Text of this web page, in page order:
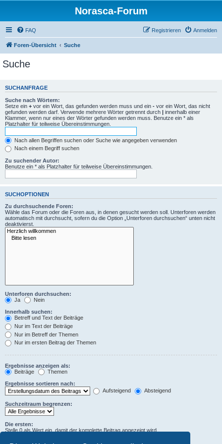
Norasca-Forum
FAQ Anmelden
Registrieren
Foren-Übersicht Suche
Suche
SUCHANFRAGE
Suche nach Wörtern:
Setze ein + vor ein Wort, das gefunden werden muss und ein - vor ein Wort, das nicht
gefunden werden darf. Verwende mehrere Wörter getrennt durch | innerhalb einer
Klammer, wenn nur eines der Wörter gefunden werden muss. Benutze ein * als
Platzhalter für teilweise Übereinstimmungen.
Nach allen Begriffen suchen oder Suche wie angegeben verwenden
Nach einem Begriff suchen
Zu suchender Autor:
Benutze ein * als Platzhalter für teilweise Übereinstimmungen.
SUCHOPTIONEN
Zu durchsuchende Foren:
Wähle das Forum oder die Foren aus, in denen gesucht werden soll. Unterforen werden
automatisch mit durchsucht, sofern du die Option „Unterforen durchsuchen“ unten nicht
deaktivierst.
Unterforen durchsuchen:
Ja
Nein
Innerhalb suchen:
Betreff und Text der Beiträge
Nur im Text der Beiträge
Nur im Betreff der Themen
Nur im ersten Beitrag der Themen
Ergebnisse anzeigen als:
Beiträge
Themen
Ergebnisse sortieren nach:
Aufsteigend
Absteigend
Suchzeitraum begrenzen:
Die ersten:
Stelle 0 als Wert ein, damit der komplette Beitrag angezeigt wird.